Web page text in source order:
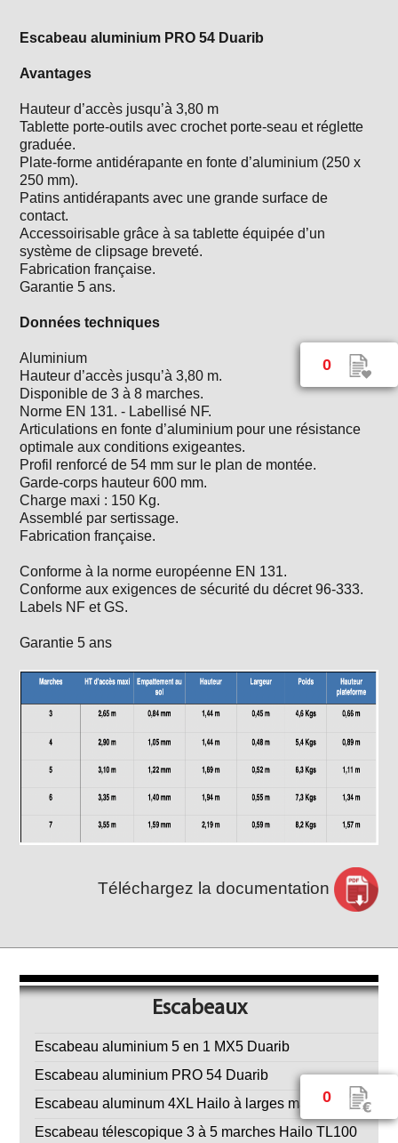
0
0
Escabeau aluminium PRO 54 Duarib
Avantages
Hauteur d’accès jusqu’à 3,80 m
Tablette porte-outils avec crochet porte-seau et réglette
graduée.
Plate-forme antidérapante en fonte d’aluminium (250 x
250 mm).
Patins antidérapants avec une grande surface de
contact.
Accessoirisable grâce à sa tablette équipée d’un
système de clipsage breveté.
Fabrication française.
Garantie 5 ans.
Données techniques
Aluminium
Hauteur d’accès jusqu’à 3,80 m.
Disponible de 3 à 8 marches.
Norme EN 131. - Labellisé NF.
Articulations en fonte d’aluminium pour une résistance
optimale aux conditions exigeantes.
Profil renforcé de 54 mm sur le plan de montée.
Garde-corps hauteur 600 mm.
Charge maxi : 150 Kg.
Assemblé par sertissage.
Fabrication française.
Conforme à la norme européenne EN 131.
Conforme aux exigences de sécurité du décret 96-333.
Labels NF et GS.
Garantie 5 ans
Téléchargez la documentation
Escabeaux
Escabeau aluminium 5 en 1 MX5 Duarib
Escabeau aluminium PRO 54 Duarib
Escabeau aluminum 4XL Hailo à larges marches
Escabeau télescopique 3 à 5 marches Hailo TL100